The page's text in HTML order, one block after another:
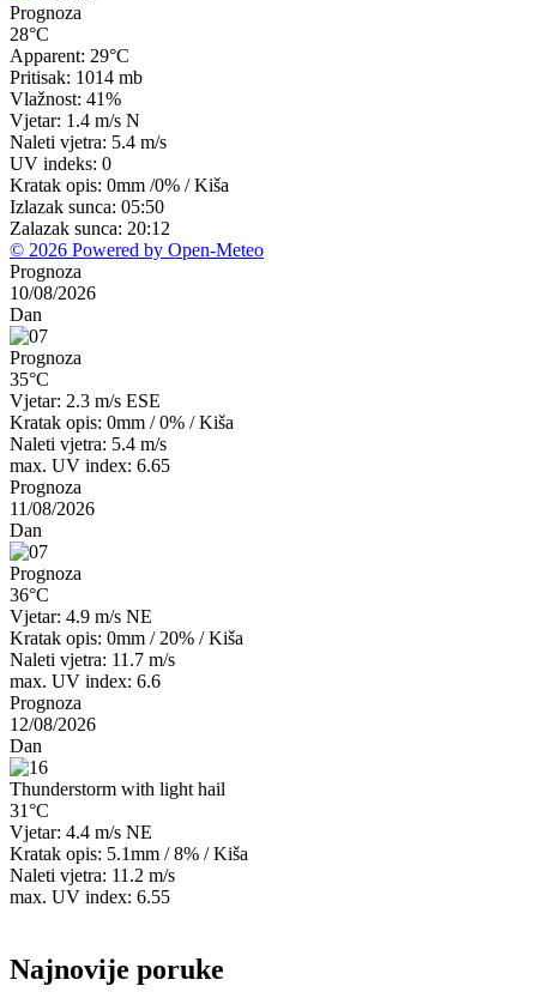
Prognoza
28°C
Apparent: 29°C
Pritisak: 1014 mb
Vlažnost: 41%
Vjetar: 1.4 m/s N
Naleti vjetra: 5.4 m/s
UV indeks: 0
Kratak opis: 0mm /0% /Kiša
Izlazak sunca: 05:50
Zalazak sunca: 20:12
© 2026 Powered by Open-Meteo
Prognoza
10/08/2026
Dan
Prognoza
35°C
Vjetar: 2.3 m/s ESE
Kratak opis: 0mm /0% /Kiša
Naleti vjetra: 5.4 m/s
max. UV index: 6.65
Prognoza
11/08/2026
Dan
Prognoza
36°C
Vjetar: 4.9 m/s NE
Kratak opis: 0mm / 20% /Kiša
Naleti vjetra: 11.7 m/s
max. UV index: 6.6
Prognoza
12/08/2026
Dan
Thunderstorm with light hail
31°C
Vjetar: 4.4 m/s NE
Kratak opis: 5.1mm /8% /Kiša
Naleti vjetra: 11.2 m/s
max. UV index: 6.55
Najnovije poruke